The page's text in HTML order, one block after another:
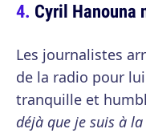
Cyril Hanouna
Les journalistes
de la radio pour
tranquille et
déjà que je suis à